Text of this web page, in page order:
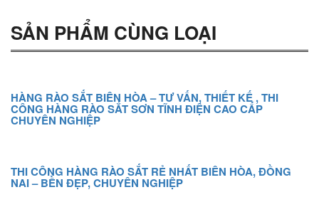
SẢN PHẨM CÙNG LOẠI
HÀNG RÀO SẮT BIÊN HÒA – TƯ VẤN, THIẾT KẾ , THI
CÔNG HÀNG RÀO SẮT SƠN TĨNH ĐIỆN CAO CẤP
CHUYÊN NGHIỆP
THI CÔNG HÀNG RÀO SẮT RẺ NHẤT BIÊN HÒA, ĐỒNG
NAI – BỀN ĐẸP, CHUYÊN NGHIỆP